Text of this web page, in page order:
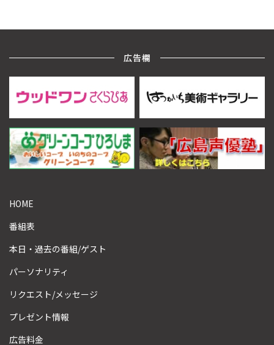
広告欄
HOME
番組表
本日・過去の番組/ゲスト
パーソナリティ
リクエスト/メッセージ
プレゼント情報
広告料金